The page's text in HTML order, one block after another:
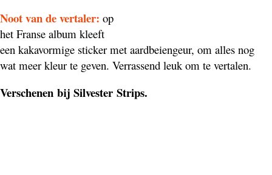
Noot van de vertaler: op
het Franse album kleeft
een kakavormige sticker met aardbeiengeur, om alles nog
wat meer kleur te geven. Verrassend leuk om te vertalen.
Verschenen bij Silvester Strips.